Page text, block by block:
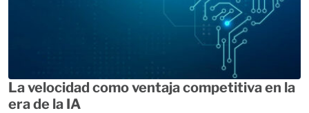
La velocidad como ventaja competitiva en la
era de la IA